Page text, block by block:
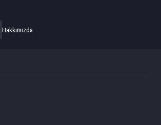
Hakkımızda